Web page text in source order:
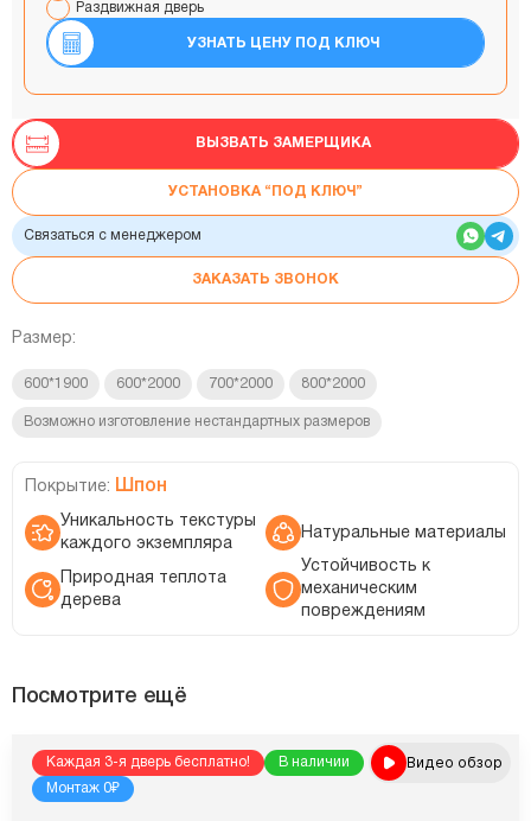
Раздвижная дверь
УЗНАТЬ ЦЕНУ ПОД КЛЮЧ
ВЫЗВАТЬ ЗАМЕРЩИКА
УСТАНОВКА “ПОД КЛЮЧ”
Связаться с менеджером
ЗАКАЗАТЬ ЗВОНОК
Размер:
600*1900 600*2000 700*2000 800*2000
Возможно изготовление нестандартных размеров
Покрытие: Шпон
Уникальность текстуры
каждого экземпляра
Натуральные материалы
Природная теплота
дерева
Устойчивость к
механическим
повреждениям
Посмотрите ещё
Каждая 3-я дверь бесплатно!
В наличии
Монтаж 0₽
Видео обзор